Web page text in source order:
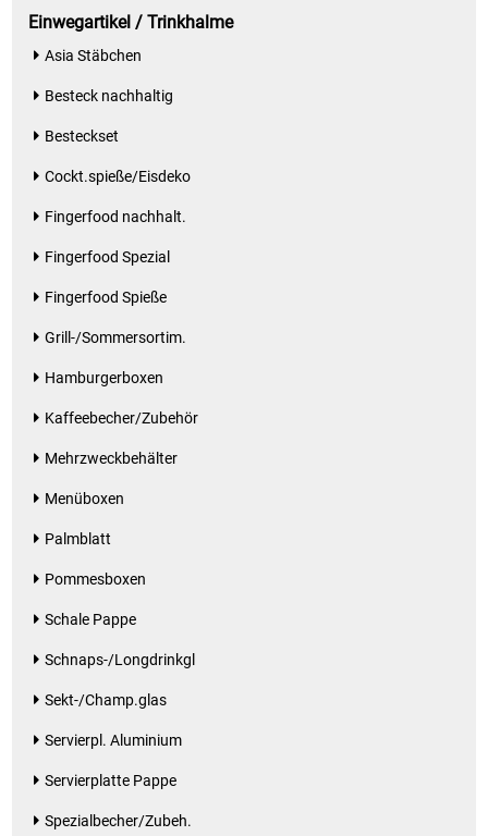
Textilien
Tischbereich
Trocken-/Backfrüchte
Waffeln / Kekse
Waschmittel
Wein
Wurst
Einwegartikel / Trinkhalme
Asia Stäbchen
Besteck nachhaltig
Besteckset
Cockt.spieße/Eisdeko
Fingerfood nachhalt.
Fingerfood Spezial
Fingerfood Spieße
Grill-/Sommersortim.
Hamburgerboxen
Kaffeebecher/Zubehör
Mehrzweckbehälter
Menüboxen
Palmblatt
Pommesboxen
Schale Pappe
Schnaps-/Longdrinkgl
Sekt-/Champ.glas
Servierpl. Aluminium
Servierplatte Pappe
Spezialbecher/Zubeh.